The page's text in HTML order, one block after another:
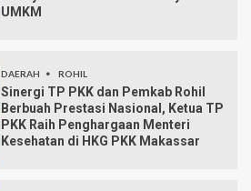
UMKM
DAERAH ROHIL
Sinergi TP PKK dan Pemkab Rohil
Berbuah Prestasi Nasional, Ketua TP
PKK Raih Penghargaan Menteri
Kesehatan di HKG PKK Makassar